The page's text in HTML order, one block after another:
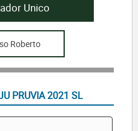
Unico
Roberto
PRUVIA 2021 SL